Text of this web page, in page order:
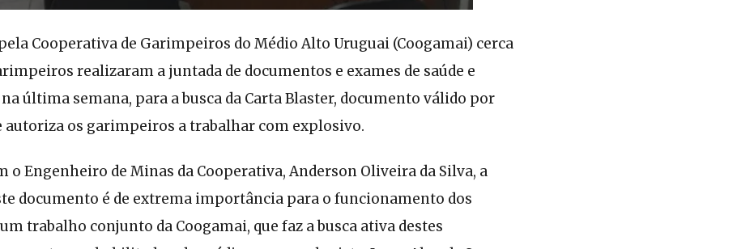
Cooperativa de Garimpeiros do Médio Alto Uruguai (Coogamai) cerca
realizaram a juntada de documentos e exames de saúde e
última semana, para a busca da Carta Blaster, documento válido por
autoriza os garimpeiros a trabalhar com explosivo.
o Engenheiro de Minas da Cooperativa, Anderson Oliveira da Silva, a
documento é de extrema importância para o funcionamento dos
trabalho conjunto da Coogamai, que faz a busca ativa destes